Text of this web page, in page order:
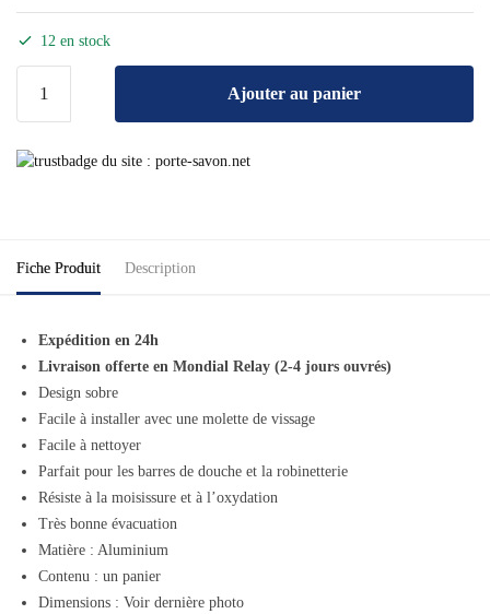
12 en stock
Ajouter au panier
Fiche Produit Description
Expédition en 24h
Livraison offerte en Mondial Relay (2-4 jours ouvrés)
Design sobre
Facile à installer avec une molette de vissage
Facile à nettoyer
Parfait pour les barres de douche et la robinetterie
Résiste à la moisissure et à l’oxydation
Très bonne évacuation
Matière : Aluminium
Contenu : un panier
Dimensions : Voir dernière photo